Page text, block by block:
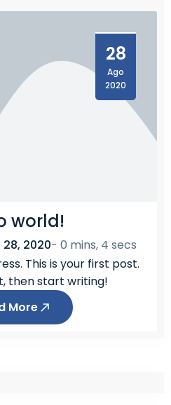
28
Ago
2020
world!
2020- 0 mins, 4 secs
This is your first post.
then start writing!
More